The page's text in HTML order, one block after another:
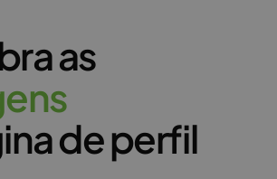
as
ens
de perfil